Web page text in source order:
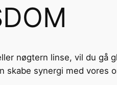
nøgtern linse, vil du gå
skabe synergi med vores